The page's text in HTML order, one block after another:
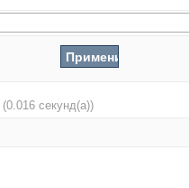
(0.016 секунд(а))